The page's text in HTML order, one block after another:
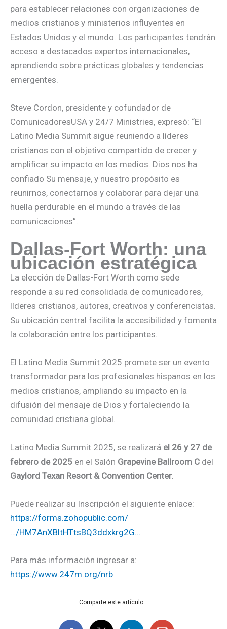
para establecer relaciones con organizaciones de
medios cristianos y ministerios influyentes en
Estados Unidos y el mundo. Los participantes tendrán
acceso a destacados expertos internacionales,
aprendiendo sobre prácticas globales y tendencias
emergentes.
Steve Cordon, presidente y cofundador de
ComunicadoresUSA y 24/7 Ministries, expresó: “El
Latino Media Summit sigue reuniendo a líderes
cristianos con el objetivo compartido de crecer y
amplificar su impacto en los medios. Dios nos ha
confiado Su mensaje, y nuestro propósito es
reunirnos, conectarnos y colaborar para dejar una
huella perdurable en el mundo a través de las
comunicaciones”.
Dallas-Fort Worth: una
ubicación estratégica
La elección de Dallas-Fort Worth como sede
responde a su red consolidada de comunicadores,
líderes cristianos, autores, creativos y conferencistas.
Su ubicación central facilita la accesibilidad y fomenta
la colaboración entre los participantes.
El Latino Media Summit 2025 promete ser un evento
transformador para los profesionales hispanos en los
medios cristianos, ampliando su impacto en la
difusión del mensaje de Dios y fortaleciendo la
comunidad cristiana global.
Latino Media Summit 2025, se realizará el 26 y 27 de
febrero de 2025 en el Salón Grapevine Ballroom C del
Gaylord Texan Resort & Convention Center.
Puede realizar su Inscripción el siguiente enlace:
https://forms.zohopublic.com/
…/HM7AnXBltHTtsBQ3ddxkrg2G…
Para más información ingresar a:
https://www.247m.org/nrb
Comparte este artículo...